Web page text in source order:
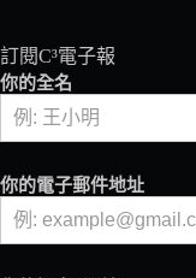
訂閱C³電子報
你的全名
你的電子郵件地址